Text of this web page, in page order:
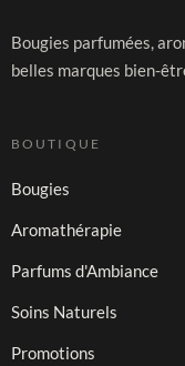
Bougies parfumées,
belles marques bien-
BOUTIQUE
Bougies
Aromathérapie
Parfums d'Ambiance
Soins Naturels
Promotions